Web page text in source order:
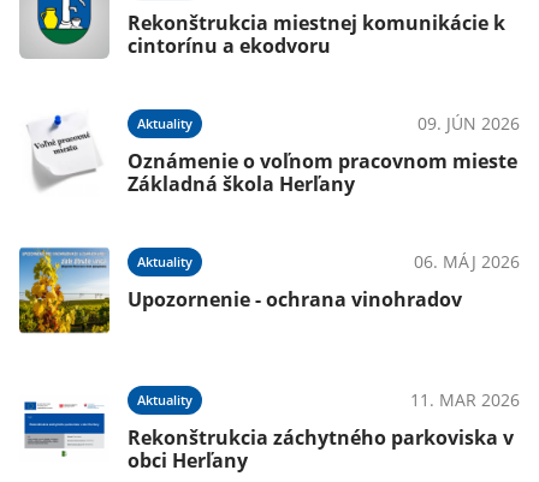
Rekonštrukcia miestnej komunikácie k
cintorínu a ekodvoru
Aktuality 09. JÚN 2026
Oznámenie o voľnom pracovnom mieste
Základná škola Herľany
Aktuality 06. MÁJ 2026
Upozornenie - ochrana vinohradov
Aktuality 11. MAR 2026
Rekonštrukcia záchytného parkoviska v
obci Herľany